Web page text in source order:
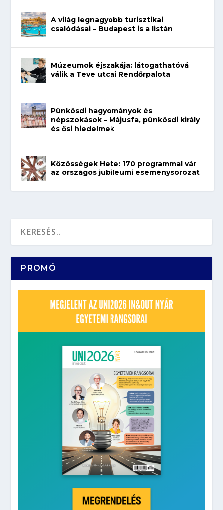
A világ legnagyobb turisztikai
csalódásai – Budapest is a listán
Múzeumok éjszakája: látogathatóvá
válik a Teve utcai Rendőrpalota
Pünkösdi hagyományok és
népszokások – Májusfa, pünkösdi király
és ősi hiedelmek
Közösségek Hete: 170 programmal vár
az országos jubileumi eseménysorozat
PROMÓ